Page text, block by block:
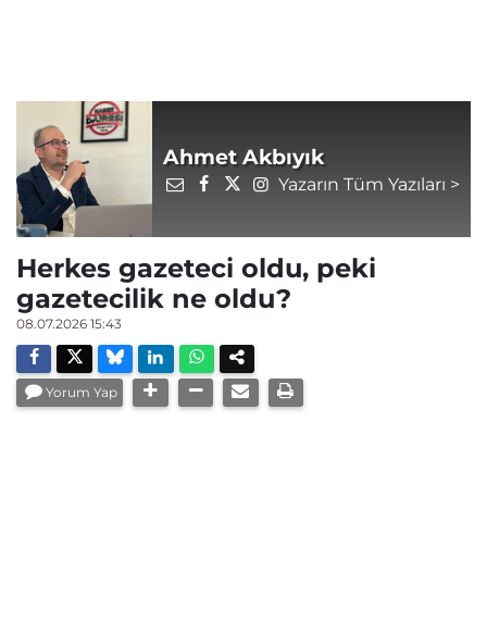
Ahmet Akbıyık
Yazarın Tüm Yazıları >
Herkes gazeteci oldu, peki
gazetecilik ne oldu?
08.07.2026 15:43
Yorum Yap